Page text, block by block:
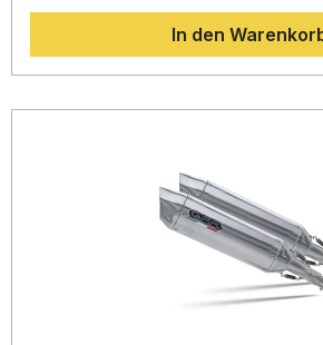
von hochwertigem Edelstahl zeichnet
durch hohe Haltbarkeit und ein
System ist Dual-homologiert und
dB-Killer, sodass Sie je nach
zertifiziert gewährleistet dieser
fahrzeugspezifischen Halterungen und
im Lieferumfang enthalten sind. Steigerung von Leistung
und Drehmoment Deutliche Gewichtseinsparung
gegenüber der Serie Herausnehmbare dB-Killer für
In den